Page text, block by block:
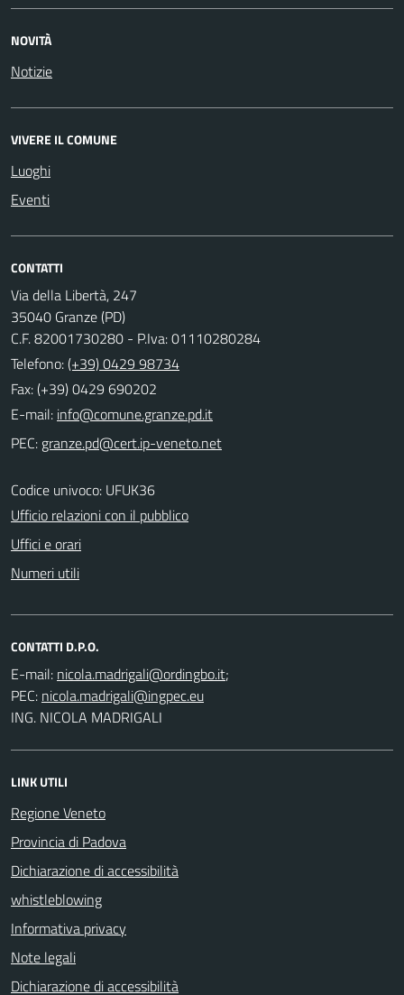
NOVITÀ
Notizie
VIVERE IL COMUNE
Luoghi
Eventi
CONTATTI
Via della Libertà, 247
35040 Granze (PD)
C.F. 82001730280 - P.Iva: 01110280284
Telefono:(+39) 0429 98734
Fax: (+39) 0429 690202
E-mail:
PEC:
Codice univoco: UFUK36
Ufficio relazioni con il pubblico
Uffici e orari
Numeri utili
CONTATTI D.P.O.
E-mail:
;
PEC:
ING. NICOLA MADRIGALI
LINK UTILI
Regione Veneto
Provincia di Padova
Dichiarazione di accessibilità
whistleblowing
Informativa privacy
Note legali
Dichiarazione di accessibilità